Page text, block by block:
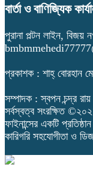
বার্তা ও বাণিজ্যিক
পুরানা পল্টন লাইন,
প্রকাশক : শাহ্ বোরহান
সম্পাদক : স্বপন চন্দ্র রায়
সর্বস্বত্ব সংরক্ষিত
ফাইনান্সের একটি
কারিগরি সহযোগীতা ও